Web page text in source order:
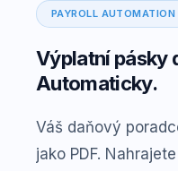
PAYROLL AUTOMATION
Výplatní pásky
Automaticky.
Váš daňový
jako PDF.